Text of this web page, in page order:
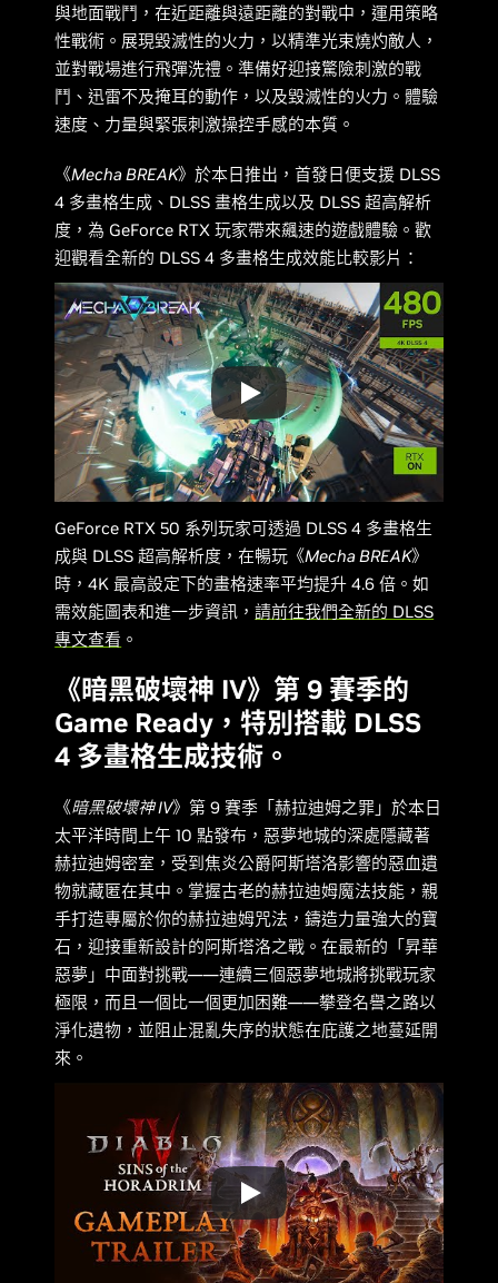
與地面戰鬥，在近距離與遠距離的對戰中，運用策略
性戰術。展現毀滅性的火力，以精準光束燒灼敵人，
並對戰場進行飛彈洗禮。準備好迎接驚險刺激的戰
鬥、迅雷不及掩耳的動作，以及毀滅性的火力。體驗
速度、力量與緊張刺激操控手感的本質。
《Mecha BREAK》於本日推出，首發日便支援 DLSS
4 多畫格生成、DLSS 畫格生成以及 DLSS 超高解析
度，為 GeForce RTX 玩家帶來飆速的遊戲體驗。歡
迎觀看全新的 DLSS 4 多畫格生成效能比較影片：
GeForce RTX 50 系列玩家可透過 DLSS 4 多畫格生
成與 DLSS 超高解析度，在暢玩《Mecha BREAK》
時，4K 最高設定下的畫格速率平均提升 4.6 倍。如
需效能圖表和進一步資訊，請前往我們全新的 DLSS
專文查看 。
《暗黑破壞神 IV》第 9 賽季的
Game Ready，特別搭載 DLSS
4 多畫格生成技術。
《暗黑破壞神 IV》第 9 賽季「赫拉迪姆之罪」於本日
太平洋時間上午 10 點發布，惡夢地城的深處隱藏著
赫拉迪姆密室，受到焦炎公爵阿斯塔洛影響的惡血遺
物就藏匿在其中。掌握古老的赫拉迪姆魔法技能，親
手打造專屬於你的赫拉迪姆咒法，鑄造力量強大的寶
石，迎接重新設計的阿斯塔洛之戰。在最新的「昇華
惡夢」中面對挑戰——連續三個惡夢地城將挑戰玩家
極限，而且一個比一個更加困難——攀登名譽之路以
淨化遺物，並阻止混亂失序的狀態在庇護之地蔓延開
來。